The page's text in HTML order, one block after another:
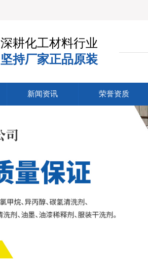
深耕化工材料行业
坚持厂家正品原装
新闻资讯 荣誉资质